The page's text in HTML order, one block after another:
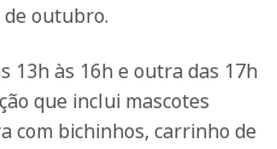
outubro.
13h às 16h e outra das 17h
que inclui mascotes
com bichinhos, carrinho de